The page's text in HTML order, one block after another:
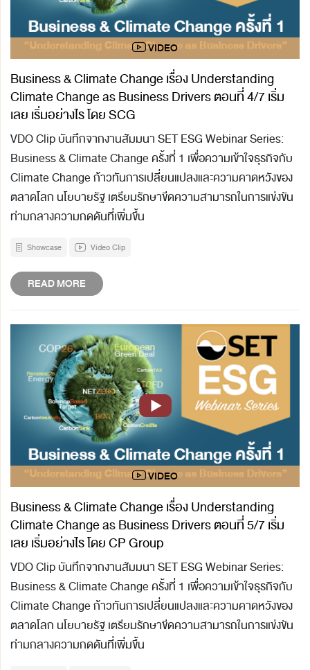
Business & Climate Change เรื่อง Understanding
Climate Change as Business Drivers ตอนที่ 4/7 เริ่ม
เลย เริ่มอย่างไร โดย SCG
VDO Clip บันทึกจากงานสัมมนา SET ESG Webinar Series:
Business & Climate Change ครั้งที่ 1 เพื่อความเข้าใจธุรกิจกับ
Climate Change ก้าวทันการเปลี่ยนแปลงและความคาดหวังของ
ตลาดโลก นโยบายรัฐ เตรียมรักษาขีดความสามารถในการแข่งขัน
ท่ามกลางความกดดันที่เพิ่มขึ้น
Showcase Video Clip
READ MORE
Business & Climate Change เรื่อง Understanding
Climate Change as Business Drivers ตอนที่ 5/7 เริ่ม
เลย เริ่มอย่างไร โดย CP Group
VDO Clip บันทึกจากงานสัมมนา SET ESG Webinar Series:
Business & Climate Change ครั้งที่ 1 เพื่อความเข้าใจธุรกิจกับ
Climate Change ก้าวทันการเปลี่ยนแปลงและความคาดหวังของ
ตลาดโลก นโยบายรัฐ เตรียมรักษาขีดความสามารถในการแข่งขัน
ท่ามกลางความกดดันที่เพิ่มขึ้น